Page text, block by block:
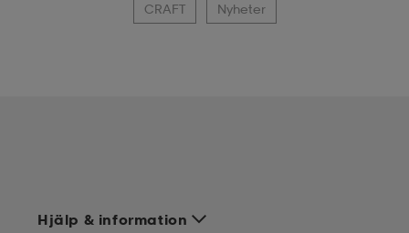
CRAFT Nyheter
Hjälp & information